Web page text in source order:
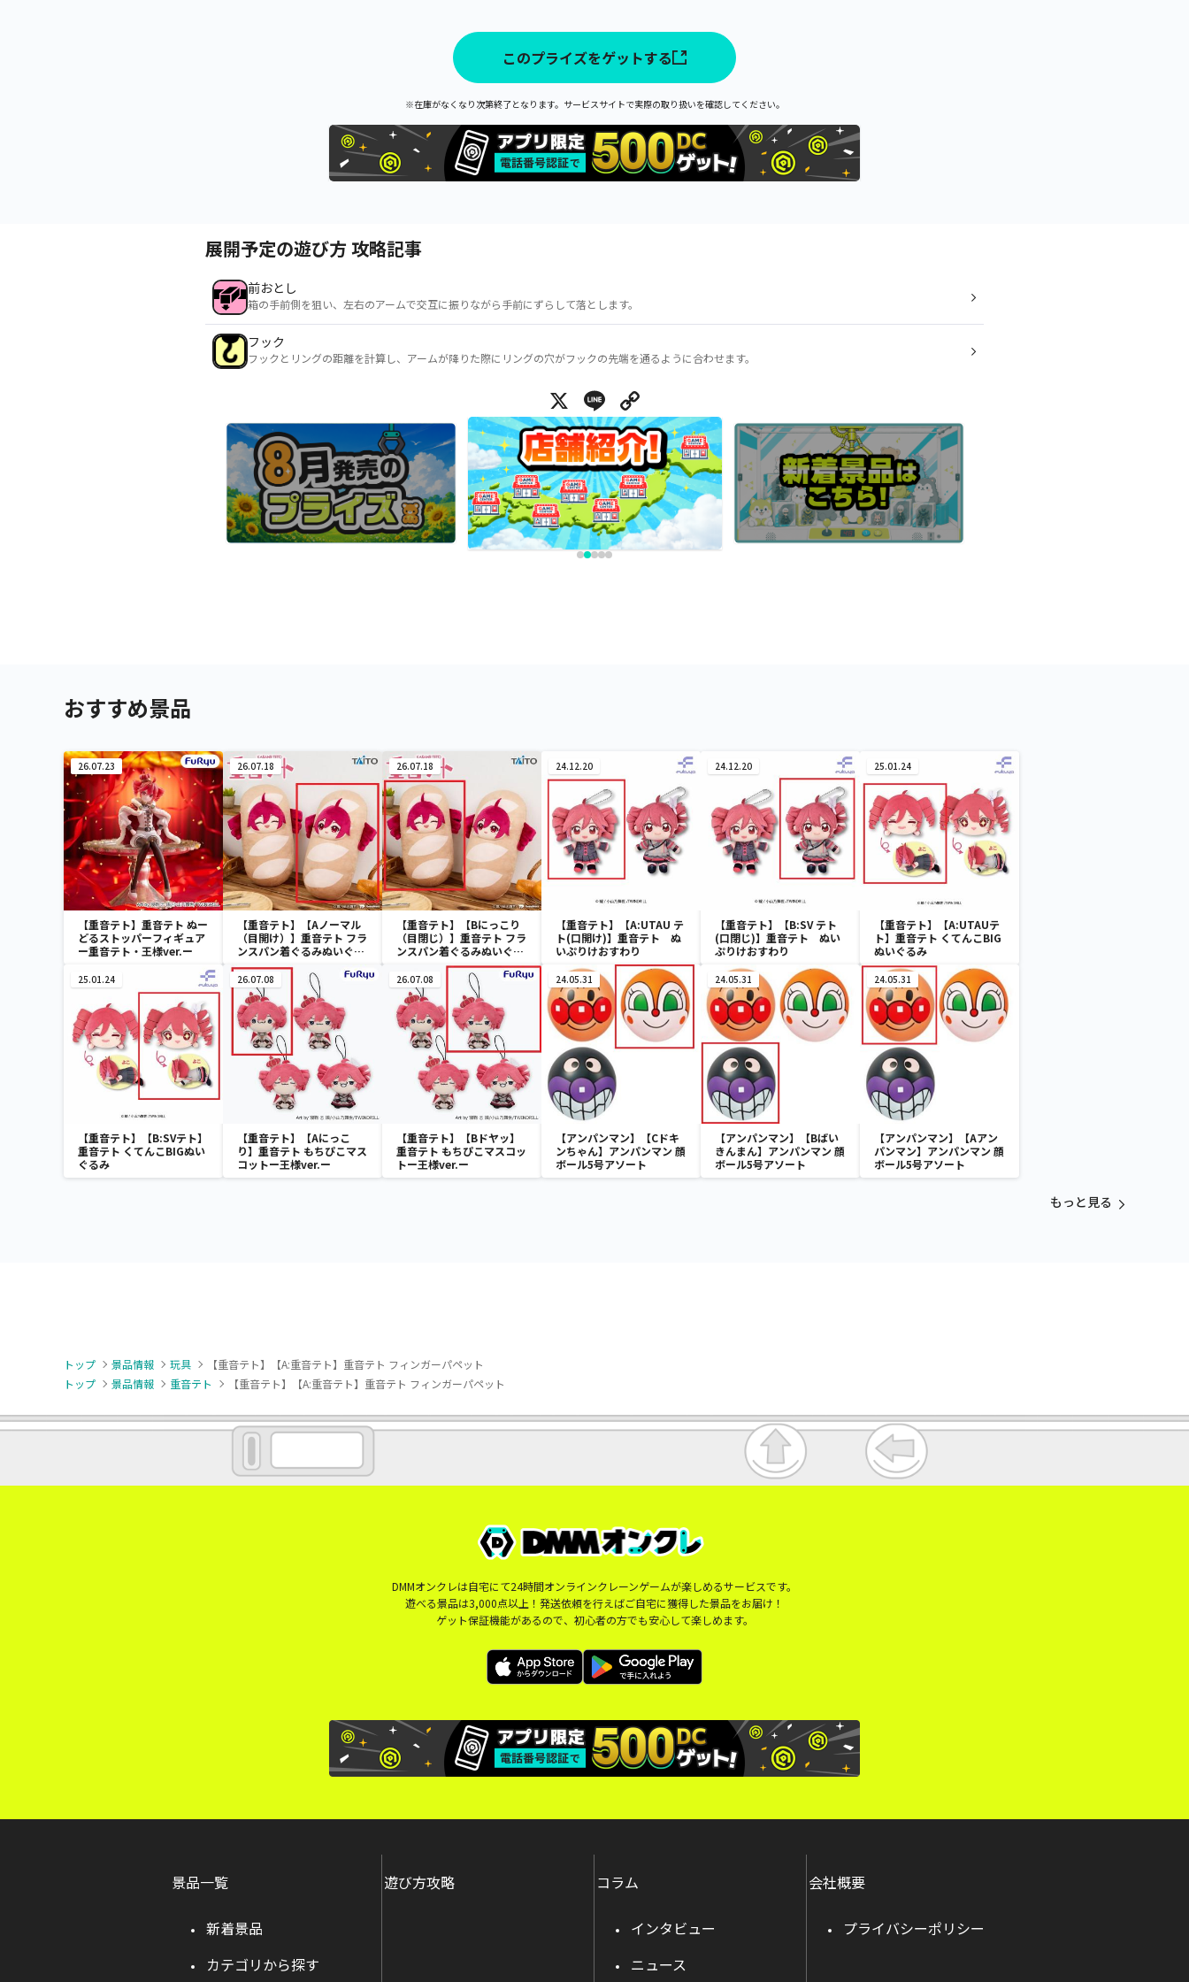
このプライズをゲットする
※在庫がなくなり次第終了となります。サービスサイトで実際の取り扱いを確認してください。
展開予定の遊び方 攻略記事
前おとし
箱の手前側を狙い、左右のアームで交互に振りながら手前にずらして落とします。
フック
フックとリングの距離を計算し、アームが降りた際にリングの穴がフックの先端を通るように合わせます。
X Line
おすすめ景品
26.07.23
【重音テト】重音テト ぬー
どるストッパーフィギュア
ー重音テト・王様ver.ー
26.07.18
【重音テト】【Aノーマル
（目開け）】重音テト フラ
ンスパン着ぐるみぬいぐる
み
26.07.18
【重音テト】【Bにっこり
（目閉じ）】重音テト フラ
ンスパン着ぐるみぬいぐる
24.12.20
【重音テト】【A:UTAU テ
ト(口開け)】重音テト ぬ
いぷりけおすわり
24.12.20
【重音テト】【B:SV テト
(口閉じ)】重音テト ぬい
ぷりけおすわり
25.01.24
【重音テト】【A:UTAUテ
ト】重音テト くてんこBIG
ぬいぐるみ
25.01.24
【重音テト】【B:SVテト】
重音テト くてんこBIGぬい
ぐるみ
26.07.08
【重音テト】【Aにっこ
り】重音テト もちぴこマス
コットー王様ver.ー
26.07.08
【重音テト】【Bドヤッ】
重音テト もちぴこマスコッ
トー王様ver.ー
24.05.31
【アンパンマン】【Cドキ
ンちゃん】アンパンマン 顔
ボール5号アソート
24.05.31
【アンパンマン】【Bばい
きんまん】アンパンマン 顔
ボール5号アソート
24.05.31
【アンパンマン】【Aアン
パンマン】アンパンマン 顔
ボール5号アソート
もっと見る
トップ 景品情報 玩具
【重音テト】【A:重音テト】重音テト フィンガーパペット
トップ
景品情報 重音テト 【重音テト】【A:重音テト】重音テト フィンガーパペット
DMMオンクレは自宅にて24時間オンラインクレーンゲームが楽しめるサービスです。
遊べる景品は3,000点以上！発送依頼を行えばご自宅に獲得した景品をお届け！
ゲット保証機能があるので、初心者の方でも安心して楽しめます。
景品一覧
新着景品
カテゴリから探す
遊び方攻略 コラム
インタビュー
ニュース
会社概要
プライバシーポリシー